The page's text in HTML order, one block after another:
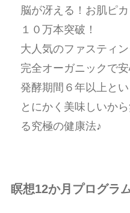
脳が冴える！お肌ピ
１０万本突破！
大人気のファスティン
完全オーガニックで
発酵期間６年以上とい
とにかく美味しいか
る究極の健康法♪
瞑想12か月プログラ